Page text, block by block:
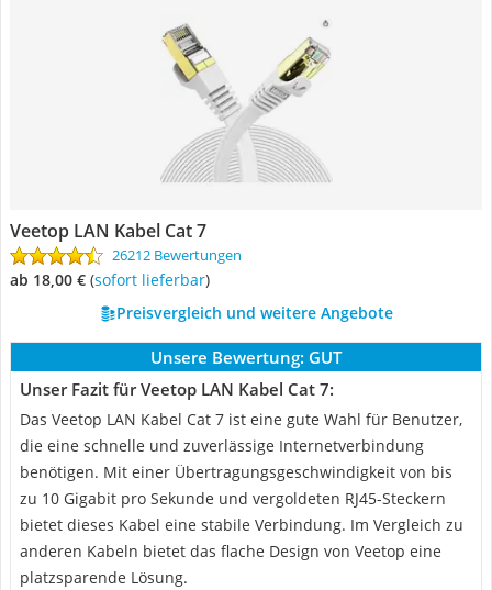
Veetop LAN Kabel Cat 7
26212 Bewertungen
ab 18,00 € ( Sofort lieferbar)
Preisvergleich und weitere Angebote
Unsere Bewertung: GUT
Unser Fazit für Veetop LAN Kabel Cat 7:
Das Veetop LAN Kabel Cat 7 ist eine gute Wahl für Benutzer,
die eine schnelle und zuverlässige Internetverbindung
benötigen. Mit einer Übertragungsgeschwindigkeit von bis
zu 10 Gigabit pro Sekunde und vergoldeten RJ45-Steckern
bietet dieses Kabel eine stabile Verbindung. Im Vergleich zu
anderen Kabeln bietet das flache Design von Veetop eine
platzsparende Lösung.